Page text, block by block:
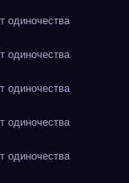
одиночества
одиночества
одиночества
одиночества
одиночества